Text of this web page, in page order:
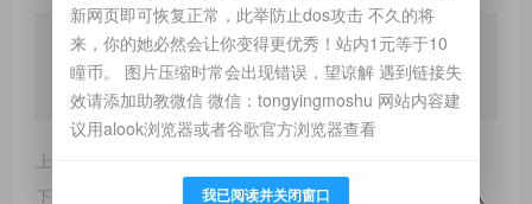
版权声明：本文为 “SM瞳影新游记——国际站” 原创文章，转载请附
上原文出处链接及本声明；
本文链接：https://www.paoxues.com/post/1006.html
上一篇：
下一篇：
无声的命令，比语言更有力量——提高调教质量，从
新网页即可恢复正常，此举防止dos攻击 不久的将
来，你的她必然会让你变得更优秀！站内1元等于10
瞳币。 图片压缩时常会出现错误，望谅解 遇到链接失
效请添加助教微信 微信：tongyingmoshu 网站内容建
议用alook浏览器或者谷歌官方浏览器查看
我已阅读并关闭窗口